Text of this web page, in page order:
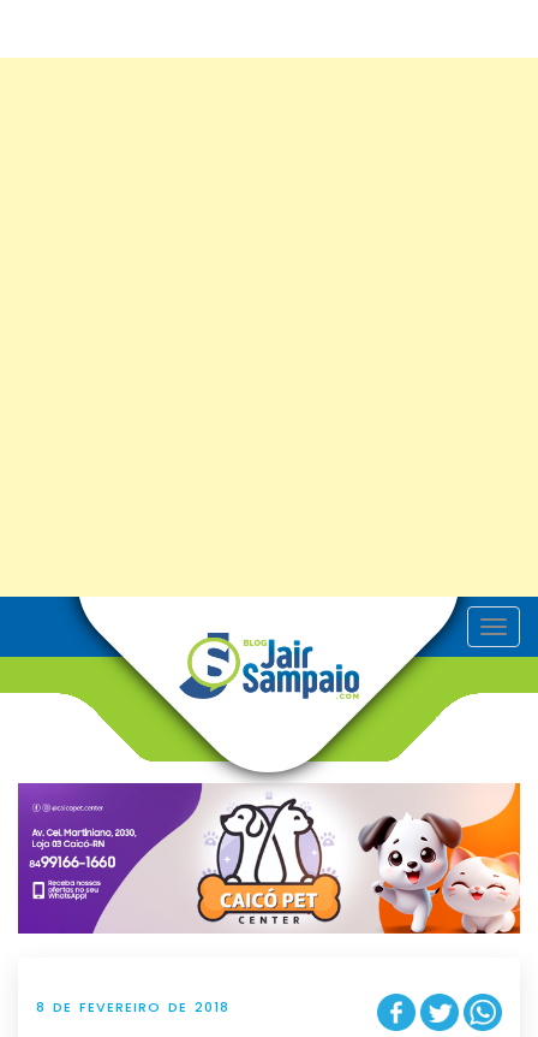
T
o
v
g
t
i
o
n
8 DE FEVEREIRO DE 2018